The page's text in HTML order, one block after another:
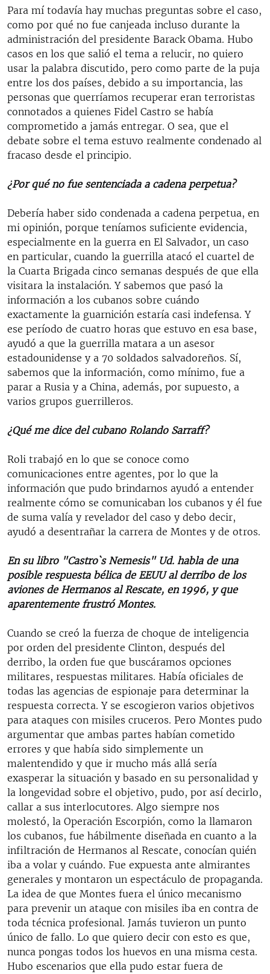
Para mí todavía hay muchas preguntas sobre el caso,
como por qué no fue canjeada incluso durante la
administración del presidente Barack Obama. Hubo
casos en los que salió el tema a relucir, no quiero
usar la palabra discutido, pero como parte de la puja
entre los dos países, debido a su importancia, las
personas que querríamos recuperar eran terroristas
connotados a quienes Fidel Castro se había
comprometido a jamás entregar. O sea, que el
debate sobre el tema estuvo realmente condenado al
fracaso desde el principio.
¿Por qué no fue sentenciada a cadena perpetua?
Debería haber sido condenada a cadena perpetua, en
mi opinión, porque teníamos suficiente evidencia,
especialmente en la guerra en El Salvador, un caso
en particular, cuando la guerrilla atacó el cuartel de
la Cuarta Brigada cinco semanas después de que ella
visitara la instalación. Y sabemos que pasó la
información a los cubanos sobre cuándo
exactamente la guarnición estaría casi indefensa. Y
ese período de cuatro horas que estuvo en esa base,
ayudó a que la guerrilla matara a un asesor
estadounidense y a 70 soldados salvadoreños. Sí,
sabemos que la información, como mínimo, fue a
parar a Rusia y a China, además, por supuesto, a
varios grupos guerrilleros.
¿Qué me dice del cubano Rolando Sarraff?
Roli trabajó en lo que se conoce como
comunicaciones entre agentes, por lo que la
información que pudo brindarnos ayudó a entender
realmente cómo se comunicaban los cubanos y él fue
de suma valía y revelador del caso y debo decir,
ayudó a desentrañar la carrera de Montes y de otros.
En su libro "Castro`s Nemesis" Ud. habla de una
posible respuesta bélica de EEUU al derribo de los
aviones de Hermanos al Rescate, en 1996, y que
aparentemente frustró Montes.
Cuando se creó la fuerza de choque de inteligencia
por orden del presidente Clinton, después del
derribo, la orden fue que buscáramos opciones
militares, respuestas militares. Había oficiales de
todas las agencias de espionaje para determinar la
respuesta correcta. Y se escogieron varios objetivos
para ataques con misiles cruceros. Pero Montes pudo
argumentar que ambas partes habían cometido
errores y que había sido simplemente un
malentendido y que ir mucho más allá sería
exasperar la situación y basado en su personalidad y
la longevidad sobre el objetivo, pudo, por así decirlo,
callar a sus interlocutores. Algo siempre nos
molestó, la Operación Escorpión, como la llamaron
los cubanos, fue hábilmente diseñada en cuanto a la
infiltración de Hermanos al Rescate, conocían quién
iba a volar y cuándo. Fue expuesta ante almirantes
generales y montaron un espectáculo de propaganda.
La idea de que Montes fuera el único mecanismo
para prevenir un ataque con misiles iba en contra de
toda técnica profesional. Jamás tuvieron un punto
único de fallo. Lo que quiero decir con esto es que,
nunca pongas todos los huevos en una misma cesta.
Hubo escenarios que ella pudo estar fuera de